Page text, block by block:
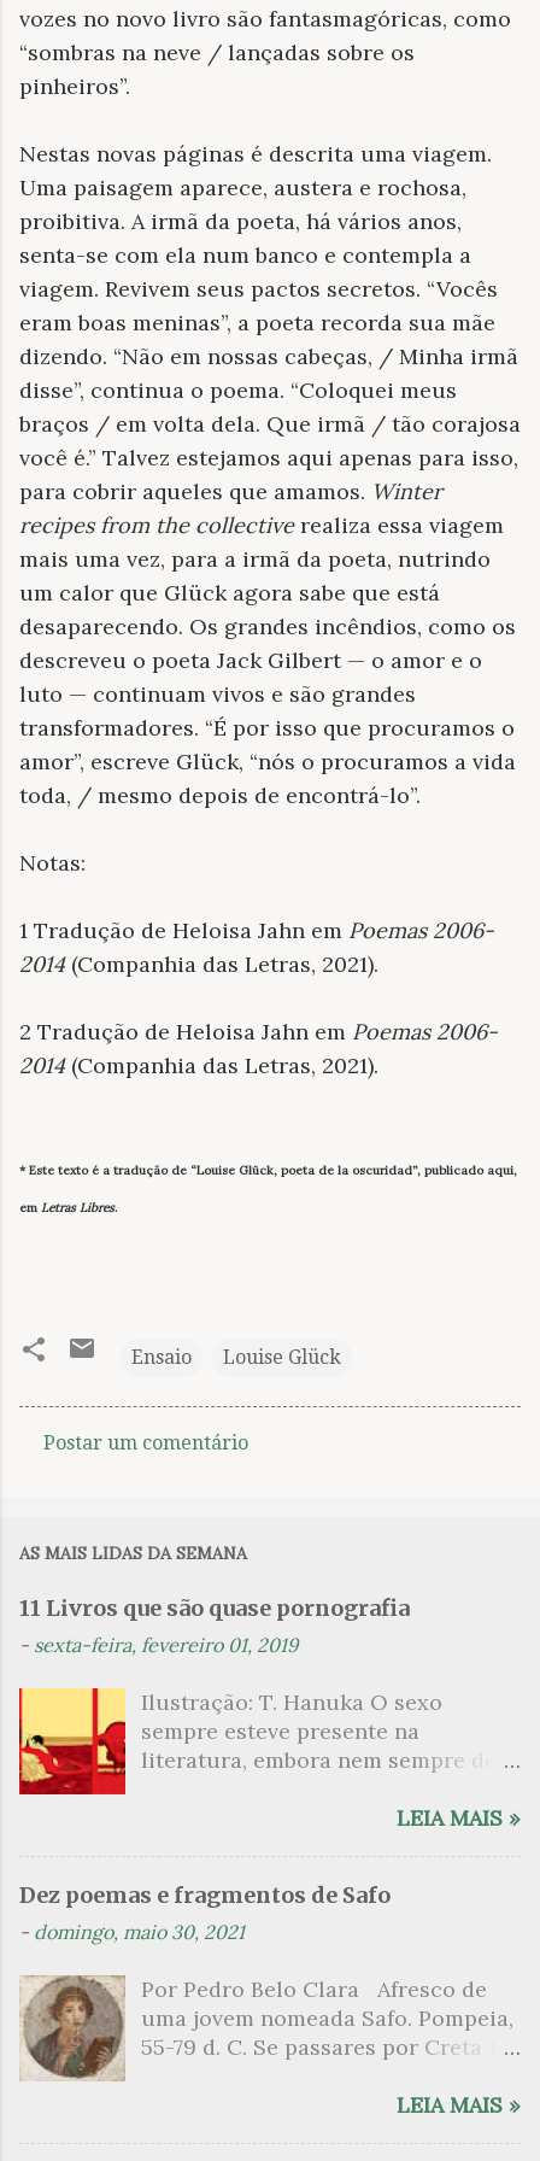
vozes no novo livro são fantasmagóricas, como
“sombras na neve / lançadas sobre os
pinheiros”.
Nestas novas páginas é descrita uma viagem.
Uma paisagem aparece, austera e rochosa,
proibitiva. A irmã da poeta, há vários anos,
senta-se com ela num banco e contempla a
viagem. Revivem seus pactos secretos. “Vocês
eram boas meninas”, a poeta recorda sua mãe
dizendo. “Não em nossas cabeças, / Minha irmã
disse”, continua o poema. “Coloquei meus
braços / em volta dela. Que irmã / tão corajosa
você é.” Talvez estejamos aqui apenas para isso,
para cobrir aqueles que amamos. Winter
recipes from the collectiverealiza essa viagem
mais uma vez, para a irmã da poeta, nutrindo
um calor que Glück agora sabe que está
desaparecendo. Os grandes incêndios, como os
descreveu o poeta Jack Gilbert — o amor e o
luto — continuam vivos e são grandes
transformadores. “É por isso que procuramos o
amor”, escreve Glück, “nós o procuramos a vida
toda, / mesmo depois de encontrá-lo”.
Notas:
1 Tradução de Heloisa Jahn em Poemas 2006-
2014(Companhia das Letras, 2021).
2 Tradução de Heloisa Jahn em Poemas 2006-
2014(Companhia das Letras, 2021).
* Este texto é a tradução de “Louise Glück, poeta de la oscuridad”, publicado aqui,
em Letras Libres.
Ensaio Louise Glück
n
t
i
o
Postar um comentário
AS MAIS LIDAS DA SEMANA
11 Livros que são quase pornografia
- sexta-feira, fevereiro 01, 2019
Ilustração: T. Hanuka O sexo
sempre esteve presente na
literatura, embora nem sempre de
que mergulharam em sua própria
psicanalítico e findaram por revelar
a partir dessa intimidade o lado
apresenta um conjunto de livros
nos quais os escritores se
desnudam, livros que dispensam o
tom. Christine Angot, até o presente
uma romancista francesa quase
LEIA MAIS »
Dez poemas e fragmentos de Safo
- domingo, maio 30, 2021
Por Pedro Belo Clara Afresco de
uma jovem nomeada Safo. Pompeia,
55-79 d. C. Se passares por Creta 1
grato é o pomar de macieiras e do
LEIA MAIS »